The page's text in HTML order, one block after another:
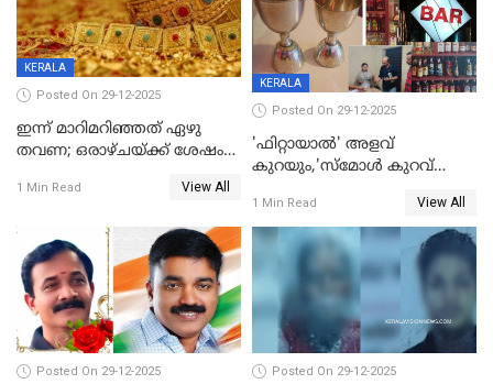
KERALA
Posted On 29-12-2025
ഇന്ന് മാറിമറിഞ്ഞത് ഏഴു
തവണ; ഒരാഴ്ചയ്ക്ക് ശേഷം
1 Min Read View All
KERALA
Posted On 29-12-2025
'ഫിറ്റായാൽ' അളവ്
കുറയും,'സ്‌മോൾ കുറവ്
പിഴ
1 Min Read View All
Posted On 29-12-2025 Posted On 29-12-2025